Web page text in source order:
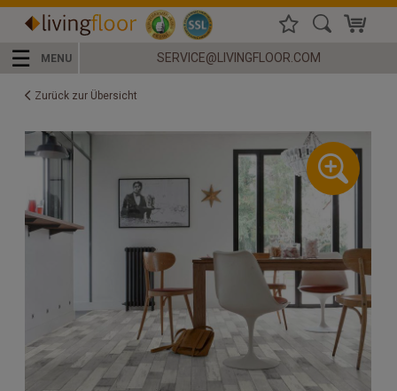
☰ MENU SERVICE@LIVINGFLOOR.COM
Zurück zur Übersicht